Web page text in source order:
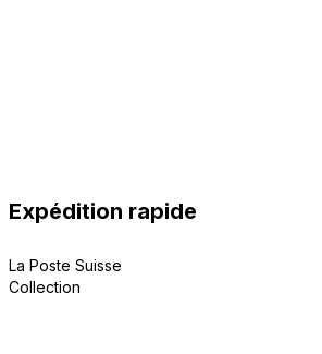
Expédition rapide
La Poste Suisse
Collection